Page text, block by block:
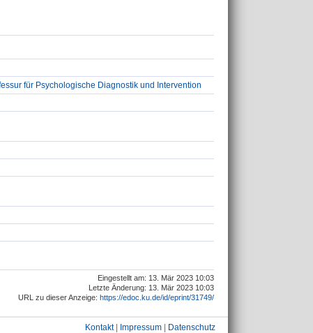
für Psychologische Diagnostik und Intervention
Eingestellt am: 13. Mär 2023 10:03
Letzte Änderung: 13. Mär 2023 10:03
URL zu dieser Anzeige: https://edoc.ku.de/id/eprint/31749/
Kontakt| Impressum Datenschutz